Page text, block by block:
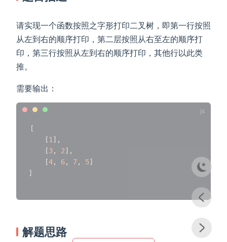
请实现一个函数按照之字形打印二叉树，即第一行按照
从左到右的顺序打印，第二层按照从右至左的顺序打
印，第三行按照从左到右的顺序打印，其他行以此类
推。
需要输出：
[
[1 ] ,
[3, 2] ,
[4, 6, 7, 5]
]
解题思路